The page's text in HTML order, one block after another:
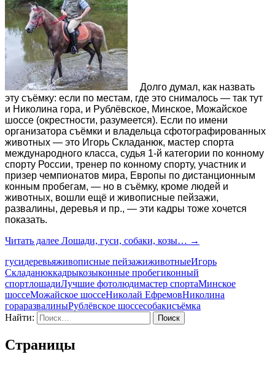
Долго думал, как назвать
эту съёмку: если по местам, где это снималось — так тут
и Николина гора, и Рублёвское, Минское, Можайское
шоссе (окрестности, разумеется). Если по имени
организатора съёмки и владельца сфотографированных
животных — это Игорь Складанюк, мастер спорта
международного класса, судья 1-й категории по конному
спорту России, тренер по конному спорту, участник и
призер чемпионатов мира, Европы по дистанционным
конным пробегам, — но в съёмку, кроме людей и
животных, вошли ещё и живописные пейзажи,
развалины, деревья и пр., — эти кадры тоже хочется
показать.
Читать далее Лошади, гуси, собаки, козы… →
гусидеревьяживописные пейзажиживотныеИгорь
Складанюккадрыкозыконные пробегиконный
спортлошадиЛучшие фотолюдимастер спортаМинское
шоссеМожайское шоссеНиколай ЕфремовНиколина
гораразвалиныРублёвское шоссесобакисъёмка
Найти:
Страницы